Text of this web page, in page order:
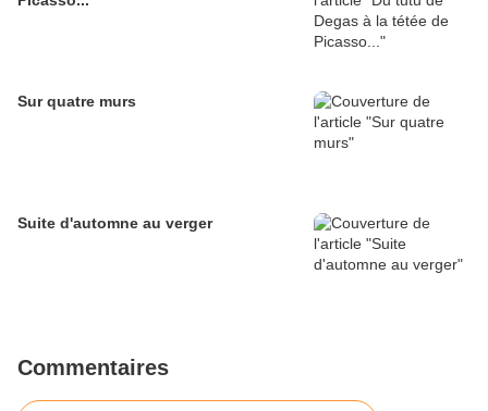
Sur quatre murs
Suite d'automne au verger
Commentaires